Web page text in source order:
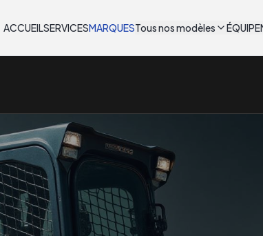
ACCUEILSERVICESMARQUESTous nos modèles